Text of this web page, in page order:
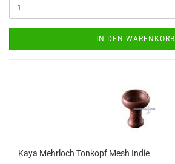
IN DEN WARENKORB
Kaya Mehrloch Tonkopf Mesh Indie